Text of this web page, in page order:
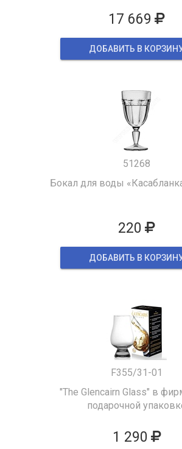
17 669
ДОБАВИТЬ В
51268
Бокал для воды
220
ДОБАВИТЬ В
F355/31-01
"The Glencairn Glass" в
подарочной
1 290